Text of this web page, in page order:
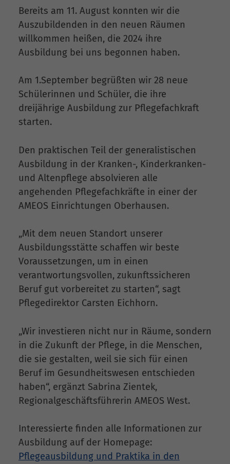
Bereits am 11. August konnten wir die
Auszubildenden in den neuen Räumen
willkommen heißen, die 2024 ihre
Ausbildung bei uns begonnen haben.
Am 1.September begrüßten wir 28 neue
Schülerinnen und Schüler, die ihre
dreijährige Ausbildung zur Pflegefachkraft
starten.
Den praktischen Teil der generalistischen
Ausbildung in der Kranken-, Kinderkranken-
und Altenpflege absolvieren alle
angehenden Pflegefachkräfte in einer der
AMEOS Einrichtungen Oberhausen.
„Mit dem neuen Standort unserer
Ausbildungsstätte schaffen wir beste
Voraussetzungen, um in einen
verantwortungsvollen, zukunftssicheren
Beruf gut vorbereitet zu starten“, sagt
Pflegedirektor Carsten Eichhorn.
„Wir investieren nicht nur in Räume, sondern
in die Zukunft der Pflege, in die Menschen,
die sie gestalten, weil sie sich für einen
Beruf im Gesundheitswesen entschieden
haben“, ergänzt Sabrina Zientek,
Regionalgeschäftsführerin AMEOS West.
Interessierte finden alle Informationen zur
Ausbildung auf der Homepage:
Pflegeausbildung und Praktika in den